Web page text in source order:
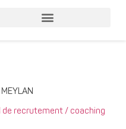
de recrutement / coaching